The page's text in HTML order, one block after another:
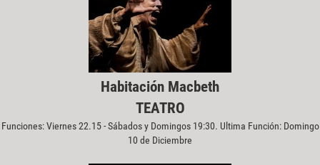
Habitación Macbeth
TEATRO
Funciones: Viernes 22.15 - Sábados y Domingos 19:30. Ultima Función: Domingo
10 de Diciembre